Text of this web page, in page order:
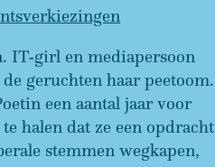
IT-girl en mediapersoon
geruchten haar peetoom.
een aantal jaar voor
halen dat ze een opdracht
stemmen wegkapen,